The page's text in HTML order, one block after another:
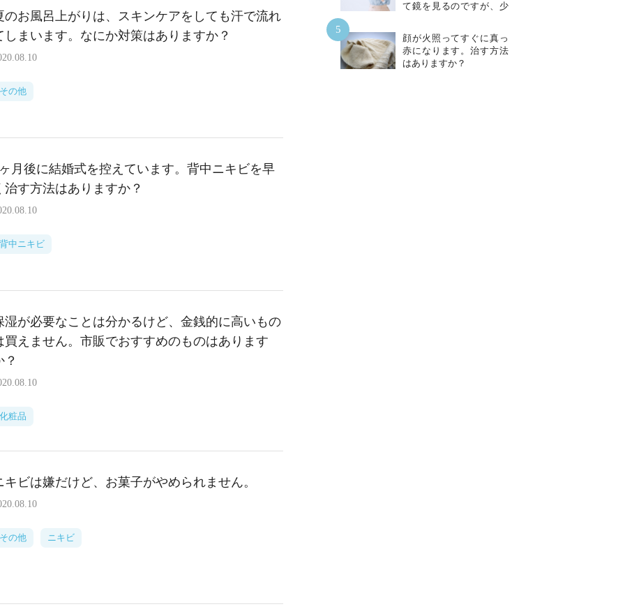
て鏡を見るのですが、少
毛穴が黒くポツポツ目立
ってきています。これは
きれいに洗えていないと
いうことでしょうか？
5
顔が火照ってすぐに真っ
赤になります。治す方法
はありますか？
のお風呂上がりは、スキンケアをしても汗で流れ
しまいます。なにか対策はありますか？
その他
月後に結婚式を控えています。背中ニキビを早
治す方法はありますか？
背中ニキビ
湿が必要なことは分かるけど、金銭的に高いもの
買えません。市販でおすすめのものはあります
？
化粧品
キビは嫌だけど、お菓子がやめられません。
その他 ニキビ